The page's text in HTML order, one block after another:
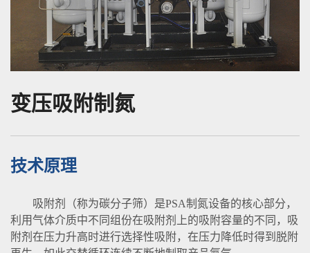
变压吸附制氮
技术原理
吸附剂（称为碳分子筛）是PSA制氮设备的核心部分，
利用气体介质中不同组份在吸附剂上的吸附容量的不同，吸
附剂在压力升高时进行选择性吸附，在压力降低时得到脱附